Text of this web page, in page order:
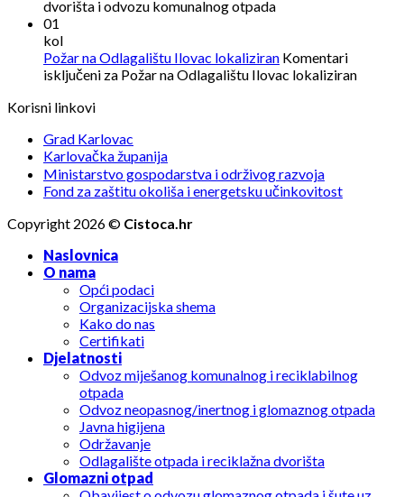
dvorišta i odvozu komunalnog otpada
01
kol
Požar na Odlagalištu Ilovac lokaliziran Komentari
isključeni za Požar na Odlagalištu Ilovac lokaliziran
Korisni linkovi
Grad Karlovac
Karlovačka županija
Ministarstvo gospodarstva i održivog razvoja
Fond za zaštitu okoliša i energetsku učinkovitost
Copyright 2026 © Cistoca.hr
Naslovnica
O nama
Opći podaci
Organizacijska shema
Kako do nas
Certifikati
Djelatnosti
Odvoz miješanog komunalnog i reciklabilnog
otpada
Odvoz neopasnog/inertnog i glomaznog otpada
Javna higijena
Održavanje
Odlagalište otpada i reciklažna dvorišta
Glomazni otpad